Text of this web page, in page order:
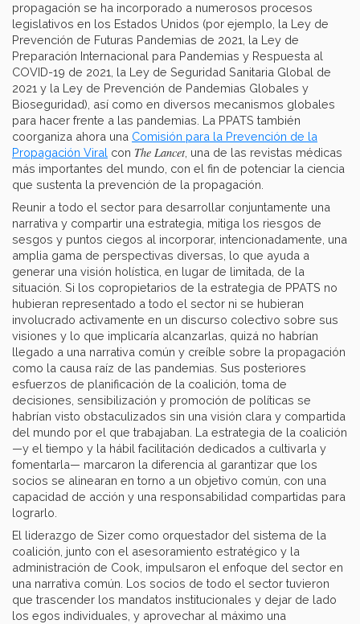
propagación se ha incorporado a numerosos procesos
legislativos en los Estados Unidos (por ejemplo, la Ley de
Prevención de Futuras Pandemias de 2021, la Ley de
Preparación Internacional para Pandemias y Respuesta al
COVID-19 de 2021, la Ley de Seguridad Sanitaria Global de
2021 y la Ley de Prevención de Pandemias Globales y
Bioseguridad), así como en diversos mecanismos globales
para hacer frente a las pandemias. La PPATS también
coorganiza ahora una Comisión para la Prevención de la
Propagación Viral con The Lancet , una de las revistas médicas
más importantes del mundo, con el fin de potenciar la ciencia
que sustenta la prevención de la propagación.
Reunir a todo el sector para desarrollar conjuntamente una
narrativa y compartir una estrategia, mitiga los riesgos de
sesgos y puntos ciegos al incorporar, intencionadamente, una
amplia gama de perspectivas diversas, lo que ayuda a
generar una visión holística, en lugar de limitada, de la
situación. Si los copropietarios de la estrategia de PPATS no
hubieran representado a todo el sector ni se hubieran
involucrado activamente en un discurso colectivo sobre sus
visiones y lo que implicaría alcanzarlas, quizá no habrían
llegado a una narrativa común y creíble sobre la propagación
como la causa raíz de las pandemias. Sus posteriores
esfuerzos de planificación de la coalición, toma de
decisiones, sensibilización y promoción de políticas se
habrían visto obstaculizados sin una visión clara y compartida
del mundo por el que trabajaban. La estrategia de la coalición
—y el tiempo y la hábil facilitación dedicados a cultivarla y
fomentarla— marcaron la diferencia al garantizar que los
socios se alinearan en torno a un objetivo común, con una
capacidad de acción y una responsabilidad compartidas para
lograrlo.
El liderazgo de Sizer como orquestador del sistema de la
coalición, junto con el asesoramiento estratégico y la
administración de Cook, impulsaron el enfoque del sector en
una narrativa común. Los socios de todo el sector tuvieron
que trascender los mandatos institucionales y dejar de lado
los egos individuales, y aprovechar al máximo una